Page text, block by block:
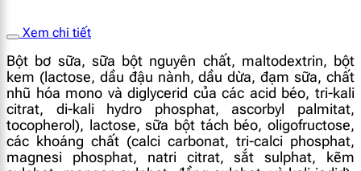
Xem chi tiết
Bột bơ sữa, sữa bột nguyên chất, maltodextrin, bột
kem (lactose, dầu đậu nành, dầu dừa, đạm sữa, chất
nhũ hóa mono và diglycerid của các acid béo, tri-kali
citrat, di-kali hydro phosphat, ascorbyl palmitat,
tocopherol), lactose, sữa bột tách béo, oligofructose,
các khoáng chất (calci carbonat, tri-calci phosphat,
magnesi phosphat, natri citrat, sắt sulphat, kẽm